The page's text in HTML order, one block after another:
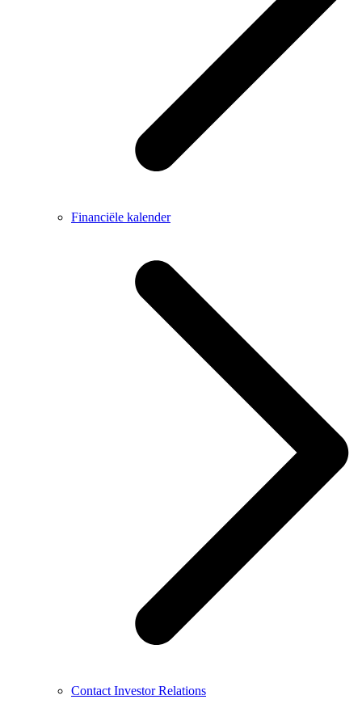
Financiële kalender
Contact Investor Relations